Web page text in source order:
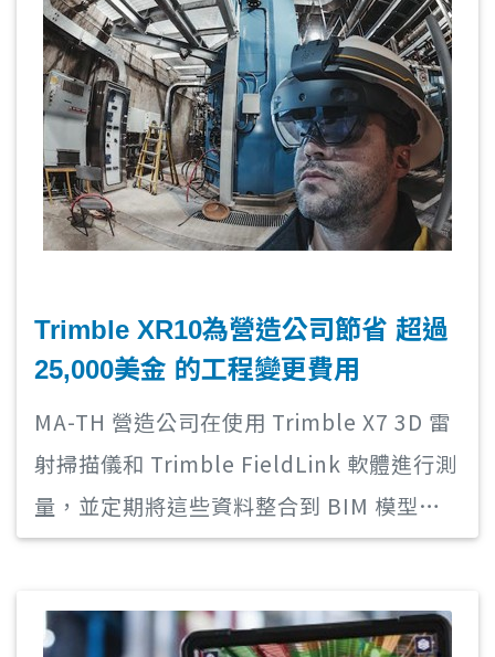
Trimble XR10為營造公司節省 超過
25,000美金 的工程變更費用
MA-TH 營造公司在使用 Trimble X7 3D 雷
射掃描儀和 Trimble FieldLink 軟體進行測
量，並定期將這些資料整合到 BIM 模型
中。現在，該公司可以使用 Trimble
Connect 與 Trimble XR10 同步以進行現